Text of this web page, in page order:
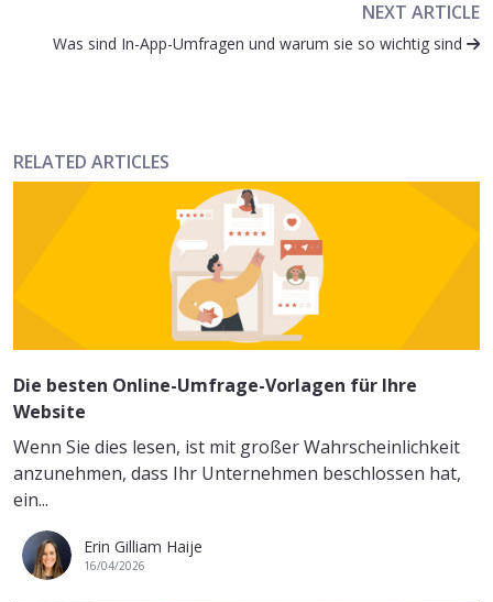
NEXT ARTICLE
Was sind In-App-Umfragen und warum sie so wichtig sind
RELATED ARTICLES
Die besten Online-Umfrage-Vorlagen für Ihre
Website
Wenn Sie dies lesen, ist mit großer Wahrscheinlichkeit
anzunehmen, dass Ihr Unternehmen beschlossen hat,
ein...
Erin Gilliam Haije
16/04/2026